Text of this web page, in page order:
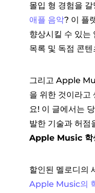
스노에 MP3
고객 지원
몰입 형 경험을
애플 음악? 이 플
향상시킬 수 있는
목록 및 독점 콘
그리고 Apple
을 위한 것이라고
요! 이 글에서는
발한 기술과 허점
Apple Music 학
할인된 멜로디의
Apple Music의